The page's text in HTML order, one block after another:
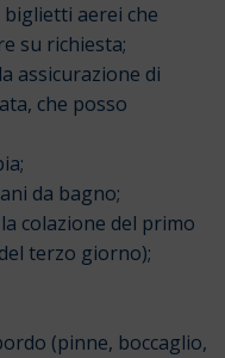
biglietti aerei che
su richiesta;
assicurazione di
che posso
da bagno;
colazione del primo
terzo giorno);
(pinne, boccaglio,